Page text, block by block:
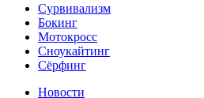
Сурвивализм
Бокинг
Мотокросс
Сноукайтинг
Сёрфинг
Новости